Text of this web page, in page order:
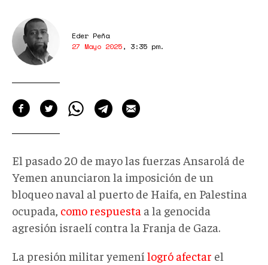
Eder Peña
27 Mayo 2025, 3:35 pm.
El pasado 20 de mayo las fuerzas Ansarolá de
Yemen anunciaron la imposición de un
bloqueo naval al puerto de Haifa, en Palestina
ocupada, como respuesta a la genocida
agresión israelí contra la Franja de Gaza.
La presión militar yemení logró afectar el